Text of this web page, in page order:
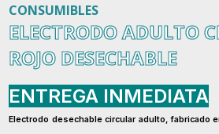
CONSUMIBLES
ELECTRODO ADULTO
ROJO DESECHABLE
ENTREGA INMEDIATA
Electrodo desechable circular adulto, fabricado